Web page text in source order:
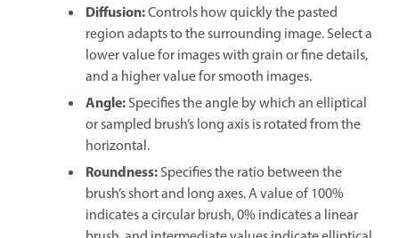
Diffusion:Controls how quickly the pasted
region adapts to the surrounding image. Select a
lower value for images with grain or fine details,
and a higher value for smooth images.
Angle:Specifies the angle by which an elliptical
or sampled brush’s long axis is rotated from the
horizontal.
Roundness:Specifies the ratio between the
brush’s short and long axes. A value of 100%
indicates a circular brush, 0% indicates a linear